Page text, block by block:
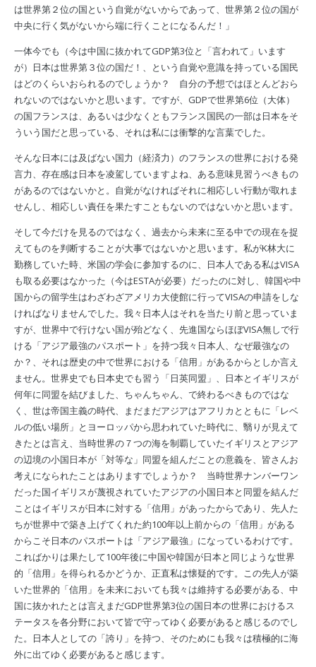
は世界第２位の国という自覚がないからであって、世界第２位の国が
中央に行く気がないから端に行くことになるんだ！」
一体今でも（今は中国に抜かれてGDP第3位と「言われて」います
が）日本は世界第３位の国だ！、という自覚や意識を持っている国民
はどのくらいおられるのでしょうか？ 自分の予想ではほとんどおら
れないのではないかと思います。ですが、GDPで世界第6位（大体）
の国フランスは、あるいは少なくともフランス国民の一部は日本をそ
ういう国だと思っている、それは私には衝撃的な言葉でした。
そんな日本には及ばない国力（経済力）のフランスの世界における発
言力、存在感は日本を凌駕していますよね、ある意味見習うべきもの
があるのではないかと。自覚がなければそれに相応しい行動が取れま
せんし、相応しい責任を果たすこともないのではないかと思います。
そして今だけを見るのではなく、過去から未来に至る中での現在を捉
えてものを判断することが大事ではないかと思います。私がK林大に
勤務していた時、米国の学会に参加するのに、日本人である私はVISA
も取る必要はなかった（今はESTAが必要）だったのに対し、韓国や中
国からの留学生はわざわざアメリカ大使館に行ってVISAの申請をしな
ければなりませんでした。我々日本人はそれを当たり前と思っていま
すが、世界中で行けない国が殆どなく、先進国ならほぼVISA無しで行
ける「アジア最強のパスポート」を持つ我々日本人、なぜ最強なの
か？、それは歴史の中で世界における「信用」があるからとしか言え
ません。世界史でも日本史でも習う「日英同盟」、日本とイギリスが
何年に同盟を結びました、ちゃんちゃん、で終わるべきものではな
く、世は帝国主義の時代、まだまだアジアはアフリカとともに「レベ
ルの低い場所」とヨーロッパから思われていた時代に、翳りが見えて
きたとは言え、当時世界の７つの海を制覇していたイギリスとアジア
の辺境の小国日本が「対等な」同盟を組んだことの意義を、皆さんお
考えになられたことはありますでしょうか？ 当時世界ナンバーワン
だった国イギリスが蔑視されていたアジアの小国日本と同盟を結んだ
ことはイギリスが日本に対する「信用」があったからであり、先人た
ちが世界中で築き上げてくれた約100年以上前からの「信用」がある
からこそ日本のパスポートは「アジア最強」になっているわけです。
こればかりは果たして100年後に中国や韓国が日本と同じような世界
的「信用」を得られるかどうか、正直私は懐疑的です。この先人が築
いた世界的「信用」を未来においても我々は維持する必要がある、中
国に抜かれたとは言えまだGDP世界第3位の国日本の世界におけるス
テータスを各分野において皆で守ってゆく必要があると感じるのでし
た。日本人としての「誇り」を持つ、そのためにも我々は積極的に海
外に出てゆく必要があると感じます。